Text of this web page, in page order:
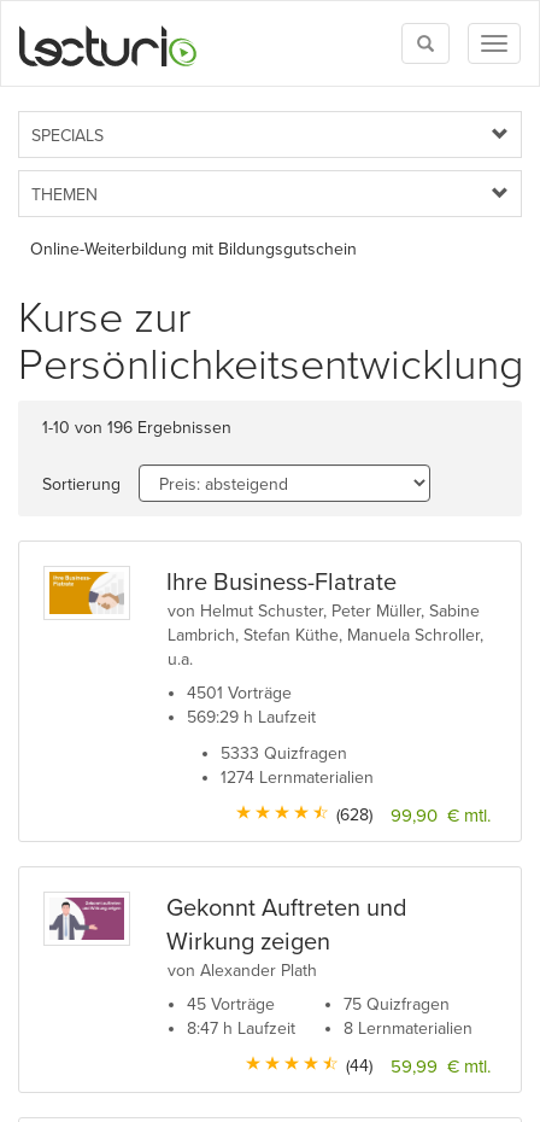
Toggle
search
SPECIALS
THEMEN
Online-Weiterbildung mit Bildungsgutschein
Kurse zur
Persönlichkeitsentwicklung
1-10 von 196 Ergebnissen
Sortierung
Ihre Business-Flatrate
von Helmut Schuster, Peter Müller, Sabine
Lambrich, Stefan Küthe, Manuela Schroller,
u.a.
4501 Vorträge
569:29 h Laufzeit
5333 Quizfragen
1274 Lernmaterialien
99,90 € mtl.
(628)
Gekonnt Auftreten und
Wirkung zeigen
von Alexander Plath
45 Vorträge
8:47 h Laufzeit
75 Quizfragen
8 Lernmaterialien
59,99 € mtl.
(44)